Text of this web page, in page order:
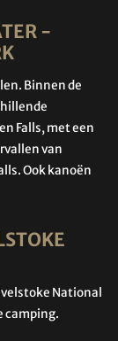
-
Binnen de
Falls, met een
van
Ook kanoën
National
camping.